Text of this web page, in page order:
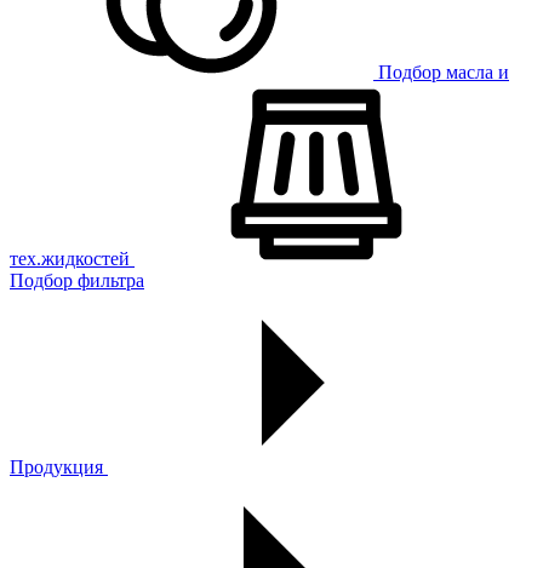
Подбор масла и
тех.жидкостей
Подбор фильтра
Продукция